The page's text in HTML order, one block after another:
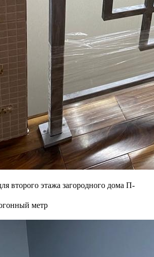
второго этажа загородного дома П-
метр